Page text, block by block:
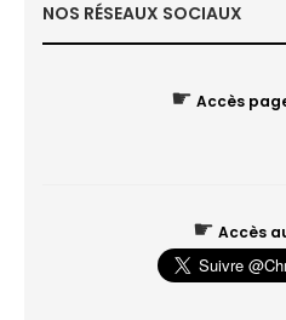
NOS RÉSEAUX SOCIAUX
☛ Accès
☛ Accès